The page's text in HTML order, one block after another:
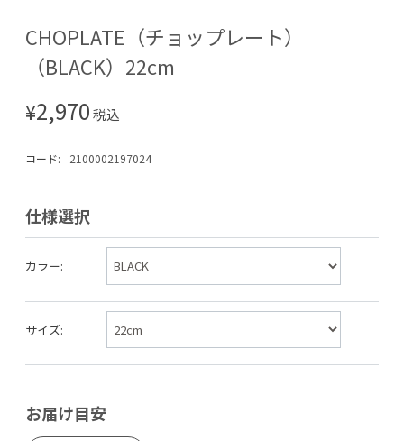
CHOPLATE（チョップレート）
（BLACK）22cm
¥2,970税込
コード: 2100002197024
仕様選択
カラー:
サイズ:
お届け目安